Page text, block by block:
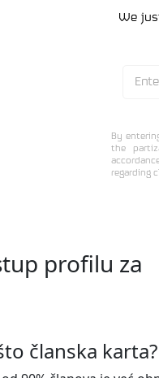
profilu za
članska karta?